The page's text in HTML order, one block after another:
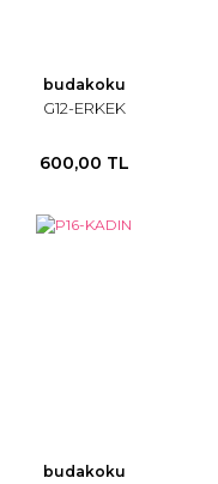
budakoku
G12-ERKEK
600,00 TL
budakoku